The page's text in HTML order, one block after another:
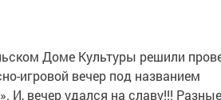
Доме Культуры решили
игровой вечер под названием
И, вечер удался на славу!!!